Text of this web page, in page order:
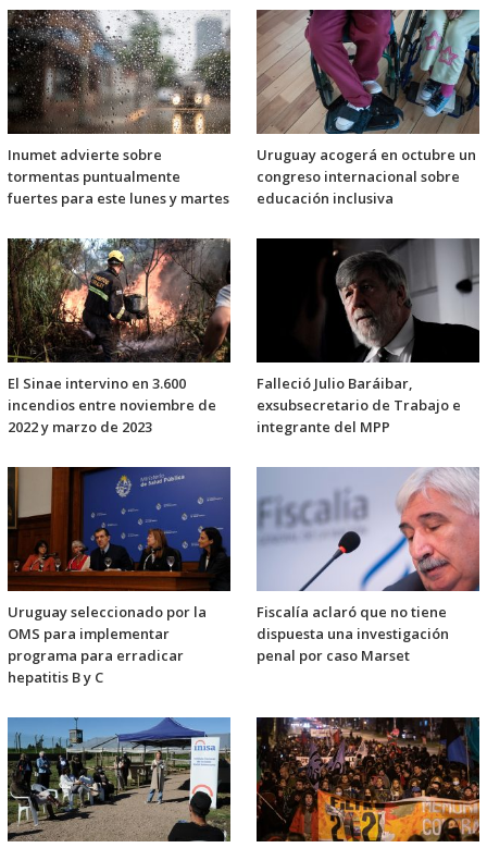
Inumet advierte sobre
tormentas puntualmente
fuertes para este lunes y martes
Uruguay acogerá en octubre un
congreso internacional sobre
educación inclusiva
El Sinae intervino en 3.600
incendios entre noviembre de
2022 y marzo de 2023
Falleció Julio Baráibar,
exsubsecretario de Trabajo e
integrante del MPP
Uruguay seleccionado por la
OMS para implementar
programa para erradicar
hepatitis B y C
Fiscalía aclaró que no tiene
dispuesta una investigación
penal por caso Marset